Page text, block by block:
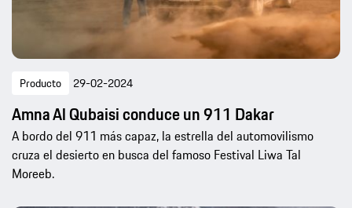
Producto 29-02-2024
Amna Al Qubaisi conduce un 911 Dakar
A bordo del 911 más capaz, la estrella del automovilismo
cruza el desierto en busca del famoso Festival Liwa Tal
Moreeb.